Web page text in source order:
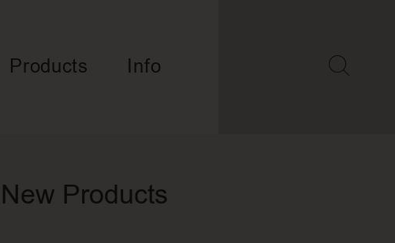
Products Info
New Products